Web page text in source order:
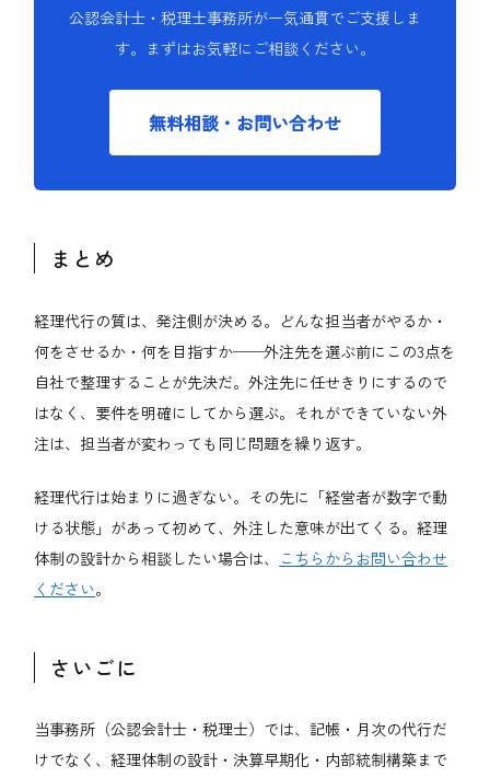
公認会計士・税理士事務所が一気通貫でご支援しま
す。まずはお気軽にご相談ください。
無料相談・お問い合わせ
まとめ
経理代行の質は、発注側が決める。どんな担当者がやるか・
何をさせるか・何を目指すか──外注先を選ぶ前にこの3点を
自社で整理することが先決だ。外注先に任せきりにするので
はなく、要件を明確にしてから選ぶ。それができていない外
注は、担当者が変わっても同じ問題を繰り返す。
経理代行は始まりに過ぎない。その先に「経営者が数字で動
ける状態」があって初めて、外注した意味が出てくる。経理
体制の設計から相談したい場合は、
こちらからお問い合わせ
ください。
さいごに
当事務所（公認会計士・税理士）では、記帳・月次の代行だ
けでなく、経理体制の設計・決算早期化・内部統制構築まで